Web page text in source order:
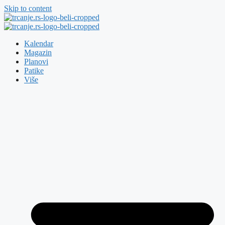
Skip to content
Kalendar
Magazin
Planovi
Patike
Više